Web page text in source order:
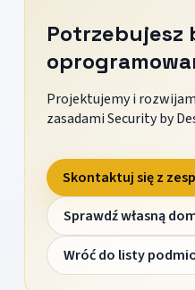
Potrzebujesz
Projektujemy i
zasadami Security by
Skontaktuj się z
Sprawdź własną
Wróć do listy